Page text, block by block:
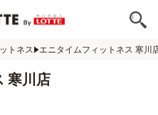
トネス エニタイムフィットネス 寒川
寒川店